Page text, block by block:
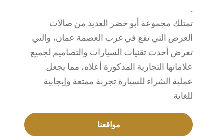
.
تمتلك مجموعة أبو خضر العديد من صالات
العرض التي تقع في غرب العصمة عمان، والتي
تعرض أحدث تقنيات السيارات والتصاميم لجميع
علاماتها التجارية المذكورة أعلاه، مما يجعل
عملية الشراء للسيارة تجربة ممتعة وإيجابية
للغاية
مواقعنا